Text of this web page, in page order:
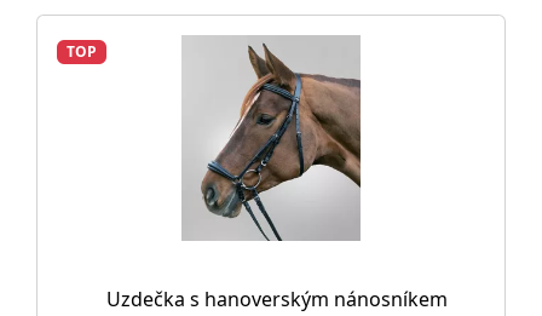
TOP
Uzdečka s hanoverským nánosníkem